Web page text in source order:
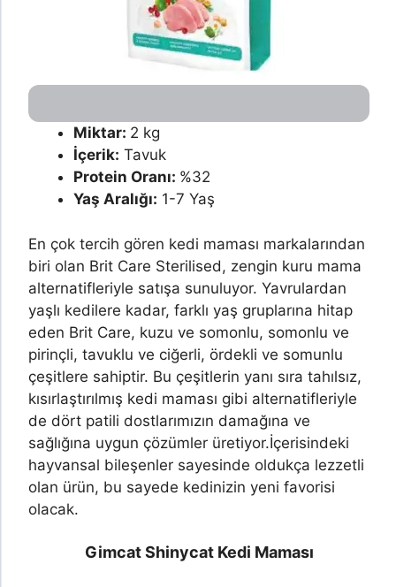
Miktar: 2 kg
İçerik: Tavuk
Protein Oranı: %32
Yaş Aralığı: 1-7 Yaş
En çok tercih gören kedi maması markalarından
biri olan Brit Care Sterilised, zengin kuru mama
alternatifleriyle satışa sunuluyor. Yavrulardan
yaşlı kedilere kadar, farklı yaş gruplarına hitap
eden Brit Care, kuzu ve somonlu, somonlu ve
pirinçli, tavuklu ve ciğerli, ördekli ve somunlu
çeşitlere sahiptir. Bu çeşitlerin yanı sıra tahılsız,
kısırlaştırılmış kedi maması gibi alternatifleriyle
de dört patili dostlarımızın damağına ve
sağlığına uygun çözümler üretiyor.İçerisindeki
hayvansal bileşenler sayesinde oldukça lezzetli
olan ürün, bu sayede kedinizin yeni favorisi
olacak.
Gimcat Shinycat Kedi Maması